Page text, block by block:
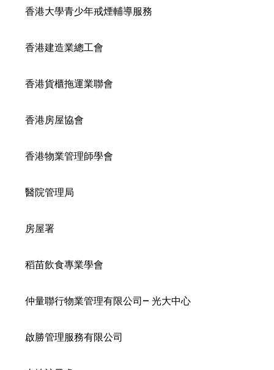
香港大學青少年戒煙輔導服務
香港建造業總工會
香港貨櫃拖運業聯會
香港房屋協會
香港物業管理師學會
醫院管理局
房屋署
稻苗飲食專業學會
仲量聯行物業管理有限公司– 光大中心
啟勝管理服務有限公司